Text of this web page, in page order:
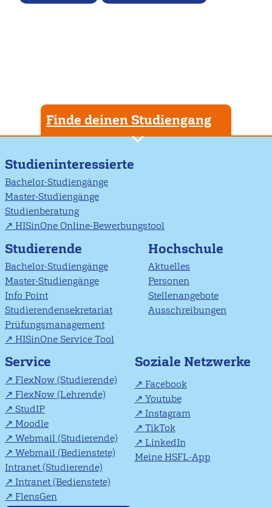
Finde deinen Studiengang
Studieninteressierte
Bachelor-Studiengänge
Master-Studiengänge
Studienberatung
HISinOne Online-Bewerbungstool
Studierende
Bachelor-Studiengänge
Master-Studiengänge
Info Point
Studierendensekretariat
Prüfungsmanagement
HISinOne Service Tool
Hochschule
Aktuelles
Personen
Stellenangebote
Ausschreibungen
Service
FlexNow (Studierende)
FlexNow (Lehrende)
StudIP
Moodle
Webmail (Studierende)
Webmail (Bedienstete)
Intranet (Studierende)
Intranet (Bedienstete)
FlensGen
Soziale Netzwerke
Facebook
Youtube
Instagram
TikTok
LinkedIn
Meine HSFL-App